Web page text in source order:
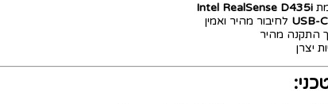
Intel RealSense D435i
USB-C לחיבור מהיר ואמין
התקנה מהיר
יצרן